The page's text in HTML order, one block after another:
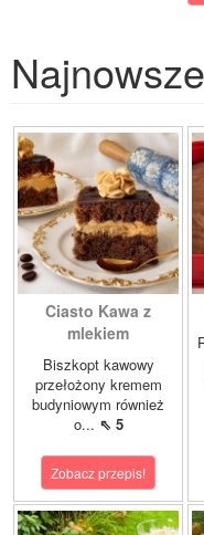
Ciasto Kawa z
mlekiem
Biszkopt kawowy
przełożony kremem
budyniowym również
o... ⇖ 5
Zobacz przepis!